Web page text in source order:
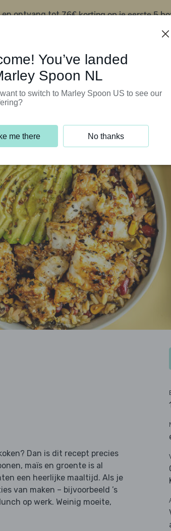
en ontvang tot76€ korting op je eerste 5
Dan is dit recept precies
maïs en groente is al
een heerlijke maaltijd. Als je
van maken – bijvoorbeeld ’s
op werk. Weinig moeite,
You’ve landed
Spoon NL
to switch to Marley Spoon US to see our
me there No thanks